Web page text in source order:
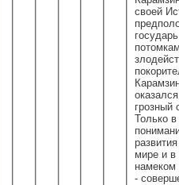
своей
грозный
Только
мире и в
намеком
-